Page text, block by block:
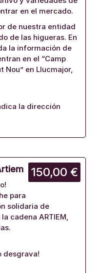
en el mercado.
de nuestra entidad
de las higueras. En
la información de
en el “Camp
Nou” en Llucmajor,
la dirección
150,00 €
para
solidaria de
cadena ARTIEM,
desgrava!